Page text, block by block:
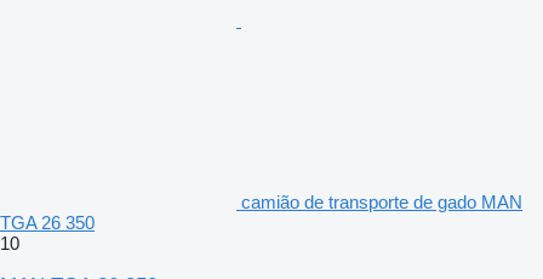
camião de transporte de gado MAN
TGA 26 350
10